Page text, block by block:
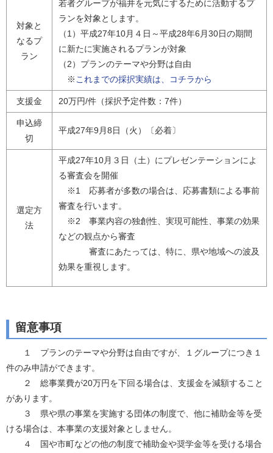
対象と
なるプ
ラン
若者グループが福井を元気にするために活動するプ
ランを対象とします。
（1）平成27年10月４日～平成28年6月30日の期間
に新たに実施されるプランが対象
（2）プランのテーマや分野は自由
※ これまでの採択実績は、コチラから
支援金 20万円/件（採択予定件数：7件）
申込締
切
平成27年9月8日（火）〔必着〕
選定方
法
平成27年10月３日（土）にプレゼンテーションによ
る審査会を開催
※1 応募者が多数の場合は、応募書類による事前
審査を行います。
※2 事業内容の独創性、実現可能性、事業の効果
などの観点から審査
審査にあたっては、特に、県や地域への波及
効果を重視します。
留意事項
１ プランのテーマや分野は自由ですが、１グループにつき１
件のみ申請ができます。
２ 総事業費が20万円を下回る場合は、支援金を減額すること
があります。
３ 県や県の事業を実施する団体の制度で、他に補助金等を受
ける場合は、本事業の支援対象としません。
４ 国や市町などの他の制度で補助金や奨学金等を受ける場合